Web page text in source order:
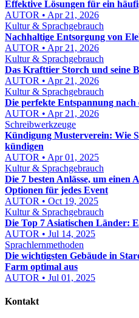
Effektive Lösungen für ein
AUTOR • Apr 21, 2026
Kultur & Sprachgebrauch
Nachhaltige Entsorgung von
AUTOR • Apr 21, 2026
Kultur & Sprachgebrauch
Das Krafttier Storch und seine
AUTOR • Apr 21, 2026
Kultur & Sprachgebrauch
Die perfekte Entspannung nach
AUTOR • Apr 21, 2026
Schreibwerkzeuge
Kündigung Musterverein: Wie
kündigen
AUTOR • Apr 01, 2025
Kultur & Sprachgebrauch
Die 7 besten Anlässe, um einen
Optionen für jedes Event
AUTOR • Oct 19, 2025
Kultur & Sprachgebrauch
Die Top 7 Asiatischen Länder:
AUTOR • Jul 14, 2025
Sprachlernmethoden
Die wichtigsten Gebäude in
Farm optimal aus
AUTOR • Jul 01, 2025
Kontakt